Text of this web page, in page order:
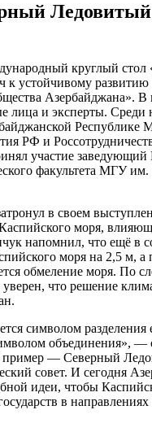
круглый стол
к устойчивому
Азербайджана».
лица и эксперты.
Республике
РФ и
участие заведующий
факультета МГУ
в своем
моря,
напомнил, что ещё в
моря на 2,5 м,
обмеление моря. По
что решение
символом разделения
объединения», —
— Северный
совет. И сегодня
идеи, чтобы
в